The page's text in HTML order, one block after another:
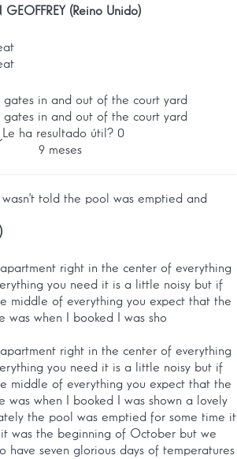
GEOFFREY (Reino Unido)
gates in and out of the court yard
gates in and out of the court yard
ha resultado útil? 0
9 meses
wasn't told the pool was emptied and
apartment right in the center of everything
you need it is a little noisy but if
middle of everything you expect that the
was when I booked I was sho
apartment right in the center of everything
you need it is a little noisy but if
middle of everything you expect that the
was when I booked I was shown a lovely
the pool was emptied for some time it
was the beginning of October but we
have seven glorious days of temperatures